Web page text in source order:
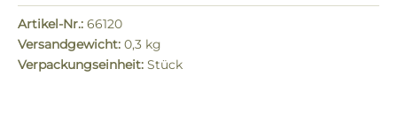
Artikel-Nr.: 66120
Versandgewicht: 0,3 kg
Verpackungseinheit: Stück